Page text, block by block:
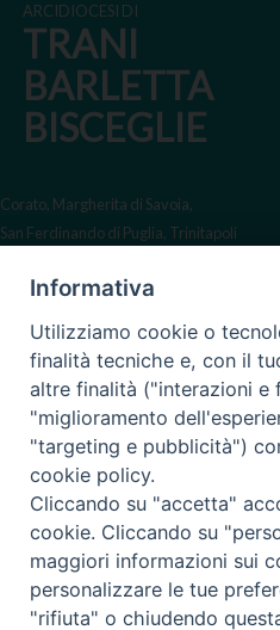
ARCIDIOCESI DI
TRANI
BARLETTA
BISCEGLIE
Corato, Margherita di Savoia,
San Ferdinando di Puglia, Trinitapoli
Sede arcivescovile suffraganea
Regione ecclesiastica Puglia
Via Beltrani, 9
76125 Trani BT
Centralino Tel. 0883 494211
Cancelleria Tel. 0883 494204
cancelleria@arcidiocesitrani.it
Copyright © Arcidiocesi
Informativa
Utilizziamo cookie o
finalità tecniche e, con il
altre finalità ("interazioni e
"miglioramento
"targeting e pubblicità")
cookie policy.
Cliccando su "accetta"
cookie. Cliccando su
maggiori informazioni sui
personalizzare le tue
"rifiuta" o chiudendo